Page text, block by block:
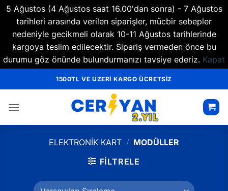
5 Ağustos (4 Ağustos saat 16.00'dan sonra) - 7 Ağustos
tarihleri arasında verilen siparişler, mücbir sebepler
nedeniyle gecikmeli olarak 10-11 Ağustos tarihlerinde
kargoya teslim edilecektir. Sipariş vermeden önce bu
durumu göz önünde bulundurmanızı tavsiye ederiz. Kapat
atla
1500TL VE ÜZERİ KARGO ÜCRETSİZ
ELEKTRONIK KART / MODÜLLER
FILTRELE